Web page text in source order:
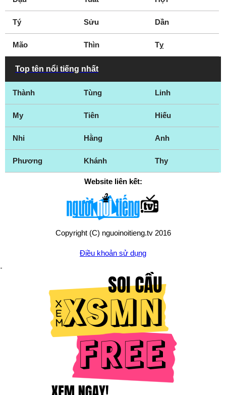
Tý Sửu Dần
Mão Thìn Tỵ
Top tên nổi tiếng nhất
Thành Tùng Linh
My Tiên Hiếu
Nhi Hằng Anh
Phương Khánh Thy
Website liên kết:
Copyright (C) nguoinoitieng.tv 2016
Điều khoản sử dụng
Chính sách quyền riêng tư
Liên hệ:mail.nguoinoitieng.tv@gmail.com